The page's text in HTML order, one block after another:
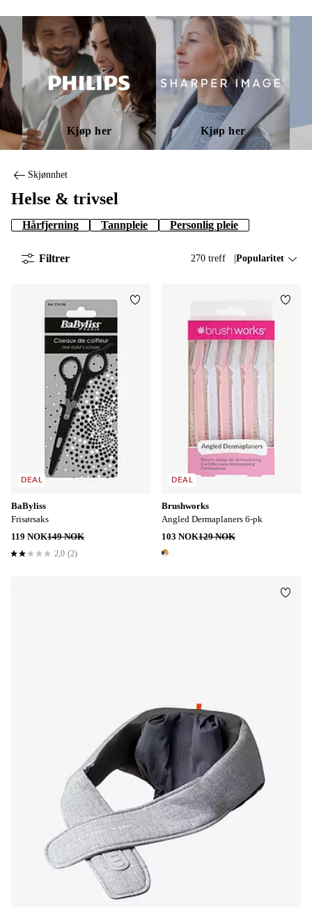
Kjøp her Kjøp her
Skjønnhet
Helse & trivsel
Hårfjerning Tannpleie Personlig pleie
270 treff Sorter på:
Popularitet
Filtrer
BaByliss
Frisørsaks
119 NOK149 NOK
2,0 basert på 2 karaktergivninger
2,0 (2)
DEAL
Legg til favoritter
Brushworks
Angled Dermaplaners 6-pk
103 NOK129 NOK
1 farge
DEAL